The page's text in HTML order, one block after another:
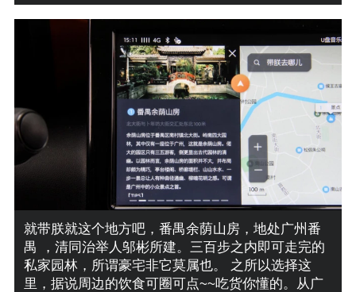
就带朕就这个地方吧，番禺余荫山房，地处广州番
禺 ，清同治举人邬彬所建。三百步之内即可走完的
私家园林，所谓豪宅非它莫属也。 之所以选择这
里，据说周边的饮食可圈可点~~吃货你懂的。从广